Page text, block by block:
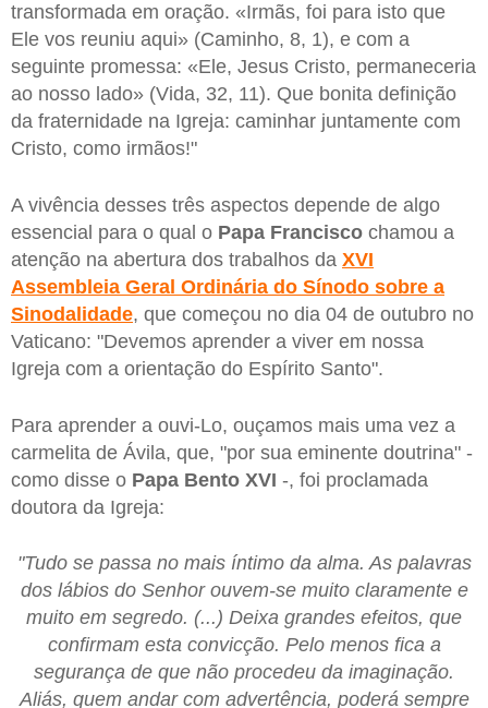
transformada em oração. «Irmãs, foi para isto que
Ele vos reuniu aqui» (Caminho, 8, 1), e com a
seguinte promessa: «Ele, Jesus Cristo, permaneceria
ao nosso lado» (Vida, 32, 11). Que bonita definição
da fraternidade na Igreja: caminhar juntamente com
Cristo, como irmãos!"
A vivência desses três aspectos depende de algo
essencial para o qual o Papa Francisco chamou a
atenção na abertura dos trabalhos da XVI
Assembleia Geral Ordinária do Sínodo sobre a
Sinodalidade, que começou no dia 04 de outubro no
Vaticano: "Devemos aprender a viver em nossa
Igreja com a orientação do Espírito Santo".
Para aprender a ouvi-Lo, ouçamos mais uma vez a
carmelita de Ávila, que, "por sua eminente doutrina" -
como disse o Papa Bento XVI -, foi proclamada
doutora da Igreja:
"Tudo se passa no mais íntimo da alma. As palavras
dos lábios do Senhor ouvem-se muito claramente e
muito em segredo. (...) Deixa grandes efeitos, que
confirmam esta convicção. Pelo menos fica a
segurança de que não procedeu da imaginação.
Aliás, quem andar com advertência, poderá sempre